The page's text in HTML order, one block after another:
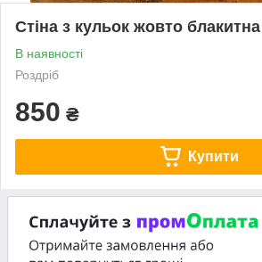
Стіна з кульок жовто
В наявності
Роздріб
850 ₴
Купити